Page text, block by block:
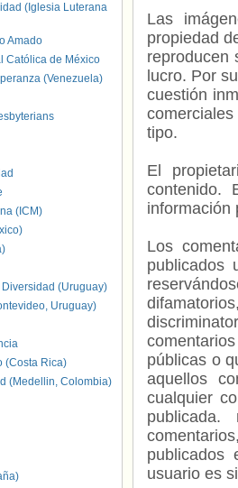
Las
propiedad
reproducen
lucro. Por
cuestión
tipo.
El
contenido.
información
Los
publicados
públicas o
aquellos
cualquier
usuario es
(Iglesia Luterana
Amado
Católica de México
(Venezuela)
(ICM)
(Uruguay)
Uruguay)
(Costa Rica)
(Medellin, Colombia)